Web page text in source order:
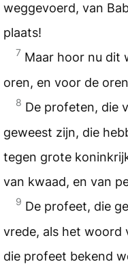
weggevoerd, van
plaats!
7 Maar hoor nu dit
oren, en voor de
8 De profeten, die
geweest zijn, die
tegen grote
van kwaad, en van
9 De profeet, die
vrede, als het woord
die profeet bekend